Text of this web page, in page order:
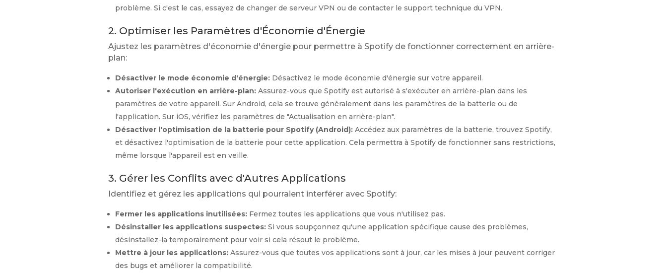
problème. Si c'est le cas, essayez de changer de serveur VPN ou de contacter le support technique du VPN.
2. Optimiser les Paramètres d'Économie d'Énergie
Ajustez les paramètres d'économie d'énergie pour permettre à Spotify de fonctionner correctement en arrière-
plan:
Désactiver le mode économie d'énergie: Désactivez le mode économie d'énergie sur votre appareil.
Autoriser l'exécution en arrière-plan: Assurez-vous que Spotify est autorisé à s'exécuter en arrière-plan dans les
paramètres de votre appareil. Sur Android, cela se trouve généralement dans les paramètres de la batterie ou de
l'application. Sur iOS, vérifiez les paramètres de "Actualisation en arrière-plan".
Désactiver l'optimisation de la batterie pour Spotify (Android): Accédez aux paramètres de la batterie, trouvez Spotify,
et désactivez l'optimisation de la batterie pour cette application. Cela permettra à Spotify de fonctionner sans restrictions,
même lorsque l'appareil est en veille.
3. Gérer les Conflits avec d'Autres Applications
Identifiez et gérez les applications qui pourraient interférer avec Spotify:
Fermer les applications inutilisées: Fermez toutes les applications que vous n'utilisez pas.
Désinstaller les applications suspectes: Si vous soupçonnez qu'une application spécifique cause des problèmes,
désinstallez-la temporairement pour voir si cela résout le problème.
Mettre à jour les applications: Assurez-vous que toutes vos applications sont à jour, car les mises à jour peuvent corriger
des bugs et améliorer la compatibilité.